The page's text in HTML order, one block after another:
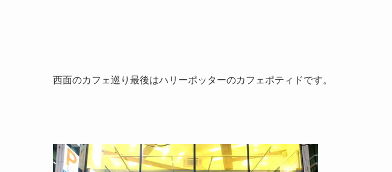
西面のカフェ巡り最後はハリーポッターのカフェポティドです。